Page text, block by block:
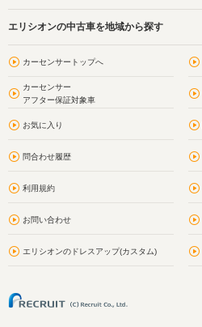
エリシオンの中古車を地域から探す
カーセンサートップへ
カーセンサー
アフター保証対象車
お気に入り
問合わせ履歴
利用規約
お問い合わせ
エリシオンのドレスアップ(カスタム)